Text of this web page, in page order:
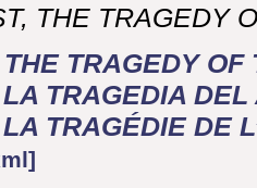
THE TRAGEDY
THE TRAGEDY OF
LA TRAGEDIA DEL
LA TRAGÉDIE DE